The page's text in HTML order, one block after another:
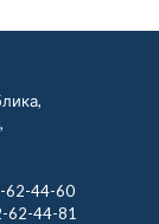
62-44-60
62-44-81